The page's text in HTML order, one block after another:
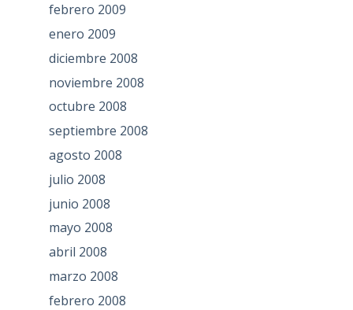
febrero 2009
enero 2009
diciembre 2008
noviembre 2008
octubre 2008
septiembre 2008
agosto 2008
julio 2008
junio 2008
mayo 2008
abril 2008
marzo 2008
febrero 2008